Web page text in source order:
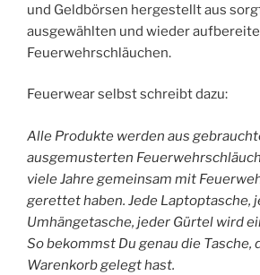
und Geldbörsen hergestellt aus
ausgewählten und wieder
Feuerwehrschläuchen.
Feuerwear selbst schreibt dazu:
Alle Produkte werden aus
ausgemusterten
viele Jahre gemeinsam mit
gerettet haben. Jede Laptoptasche,
Umhängetasche, jeder Gürtel wird
So bekommst Du genau die Tasche,
Warenkorb gelegt hast.